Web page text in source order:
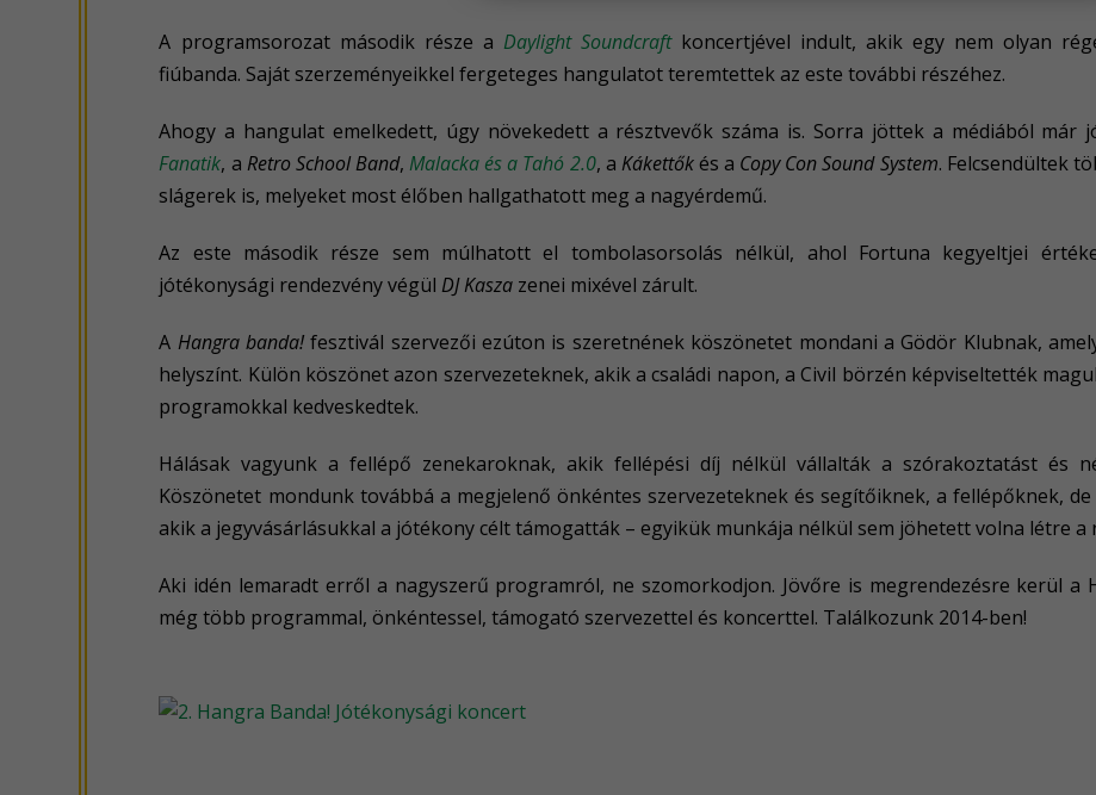
A programsorozat második része a Daylight Soundcraftkoncertjével indult, akik egy nem olyan
fiúbanda. Saját szerzeményeikkel fergeteges hangulatot teremtettek az este további részéhez.
Ahogy a hangulat emelkedett, úgy növekedett a résztvevők száma is. Sorra jöttek a médiából már
Fanatik, a Retro School Band,Malacka és a Tahó 2.0, a Kákettőkés a Copy Con Sound System. Felcsendültek
slágerek is, melyeket most élőben hallgathatott meg a nagyérdemű.
Az este második része sem múlhatott el tombolasorsolás nélkül, ahol Fortuna kegyeltjei
jótékonysági rendezvény végülDJ Kasza zenei mixével zárult.
A Hangra banda! fesztivál szervezői ezúton is szeretnének köszönetet mondani a Gödör Klubnak,
helyszínt. Külön köszönet azon szervezeteknek, akik a családi napon, a Civil börzén képviseltették
programokkal kedveskedtek.
Hálásak vagyunk a fellépő zenekaroknak, akik fellépési díj nélkül vállalták a szórakoztatást és
Köszönetet mondunk továbbá a megjelenő önkéntes szervezeteknek és segítőiknek, a fellépőknek,
akik a jegyvásárlásukkal a jótékony célt támogatták – egyikük munkája nélkül sem jöhetett volna létre a
Aki idén lemaradt erről a nagyszerű programról, ne szomorkodjon. Jövőre is megrendezésre kerül a
még több programmal, önkéntessel, támogató szervezettel és koncerttel. Találkozunk 2014-ben!